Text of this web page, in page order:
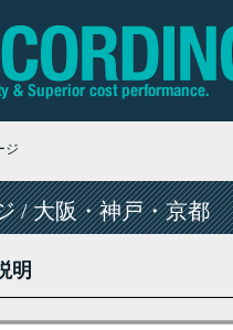
ジ
/ 大阪・神戸・京都
明